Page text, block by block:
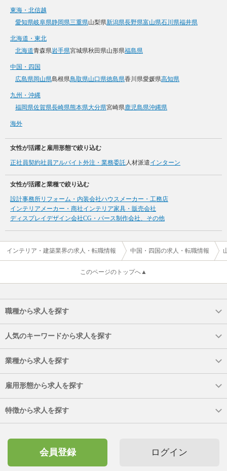
東海・北信越
愛知県岐阜県静岡県三重県山梨県新潟県長野県富山県石川県福井県
北海道・東北
北海道青森県岩手県宮城県秋田県山形県福島県
中国・四国
広島県岡山県島根県鳥取県山口県徳島県香川県愛媛県高知県
九州・沖縄
福岡県佐賀県長崎県熊本県大分県宮崎県鹿児島県沖縄県
海外
女性が活躍と雇用形態で絞り込む
正社員契約社員アルバイト 外注・業務委託人材派遣インターン
女性が活躍と業種で絞り込む
設計事務所リフォーム・内装会社ハウスメーカー・工務店
インテリアメーカー・商社インテリア家具・販売会社
ディスプレイデザイン会社CG・パース制作会社、その他
インテリア・建築業界の求人・転職情報 中国・四国の求人・転職情報
このページのトップへ▲
職種から求人を探す
人気のキーワードから求人を探す
業種から求人を探す
雇用形態から求人を探す
特徴から求人を探す
会員登録 ログイン